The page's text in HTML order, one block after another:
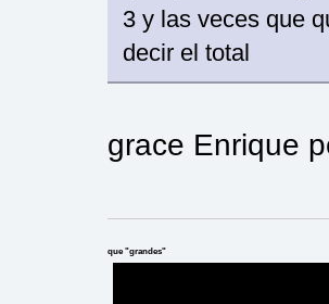
3 y las veces que
decir el total
grace Enrique
que "grandes"